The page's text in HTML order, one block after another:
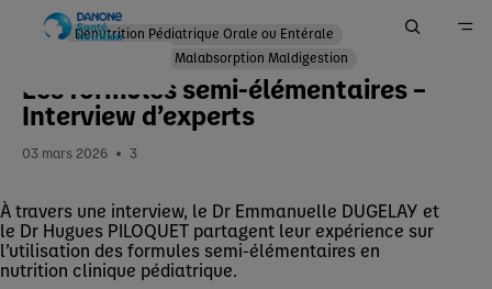
Accueil
Me Former
Actualités
Dénutrition Pédiatrique Orale ou Entérale
Malabsorption Maldigestion
03 mars 2026 3
Les formules semi-élémentaires –
Interview d’experts
À travers une interview, le Dr Emmanuelle DUGELAY et
le Dr Hugues PILOQUET partagent leur expérience sur
l’utilisation des formules semi-élémentaires en
nutrition clinique pédiatrique.